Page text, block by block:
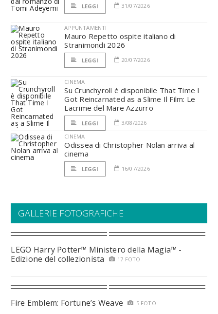
LEGGI 31/07/2026
APPUNTAMENTI
Mauro Repetto ospite italiano di
Stranimondi 2026
LEGGI 20/07/2026
CINEMA
Su Crunchyroll è disponibile That Time I
Got Reincarnated as a Slime Il Film: Le
Lacrime del Mare Azzurro
LEGGI
3/08/2026
CINEMA
Odissea di Christopher Nolan arriva al
cinema
LEGGI 16/07/2026
GALLERIE FOTOGRAFICHE
LEGO Harry Potter™ Ministero della Magia™ -
Edizione del collezionista
17 FOTO
Fire Emblem: Fortune’s Weave 5 FOTO